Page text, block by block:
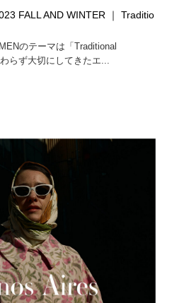
FALL AND WINTER ｜ Traditio
のテーマは「Traditional
らず大切にしてきたエ...